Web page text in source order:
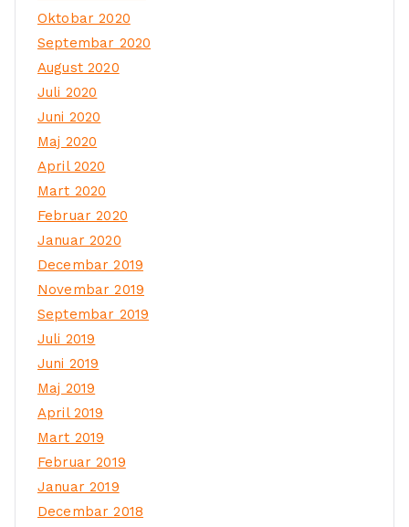
Oktobar 2020
Septembar 2020
August 2020
Juli 2020
Juni 2020
Maj 2020
April 2020
Mart 2020
Februar 2020
Januar 2020
Decembar 2019
Novembar 2019
Septembar 2019
Juli 2019
Juni 2019
Maj 2019
April 2019
Mart 2019
Februar 2019
Januar 2019
Decembar 2018